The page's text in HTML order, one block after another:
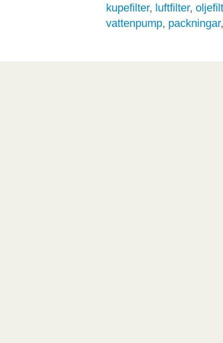
kupefilter, luftfilter,
vattenpump, packningar